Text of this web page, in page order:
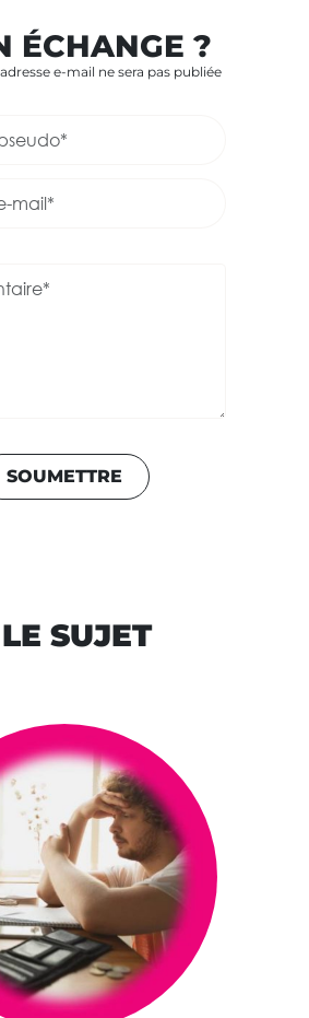
ÉCHANGE ?
e-mail ne sera pas publiée
SOUMETTRE
SUJET